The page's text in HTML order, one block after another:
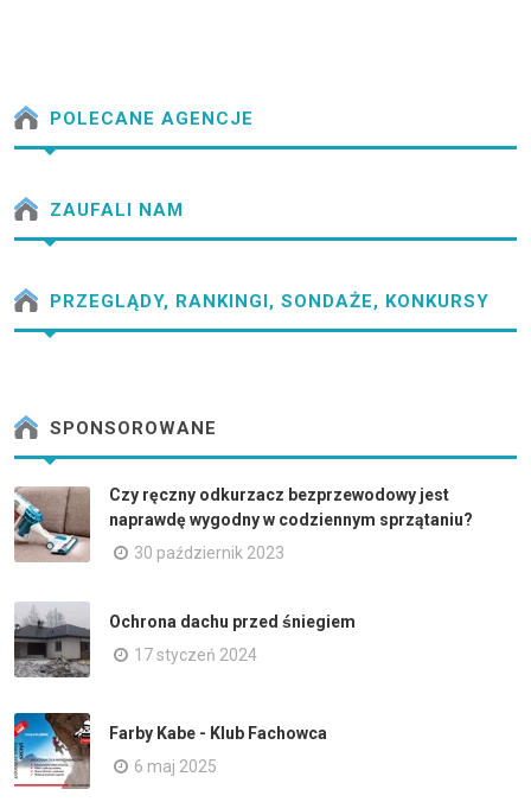
POLECANE AGENCJE
ZAUFALI NAM
PRZEGLĄDY, RANKINGI, SONDAŻE, KONKURSY
SPONSOROWANE
Czy ręczny odkurzacz bezprzewodowy jest
naprawdę wygodny w codziennym sprzątaniu?
30 październik 2023
Ochrona dachu przed śniegiem
17 styczeń 2024
Farby Kabe - Klub Fachowca
6 maj 2025